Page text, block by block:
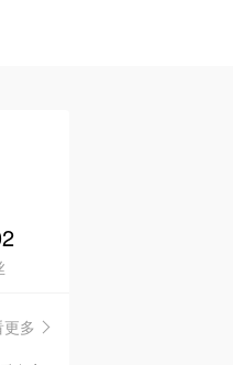
🇮🇹
🇦🇺
🇳🇿新西兰
多